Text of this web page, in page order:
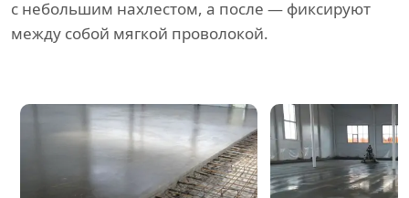
с небольшим нахлестом, а после — фиксируют
между собой мягкой проволокой.